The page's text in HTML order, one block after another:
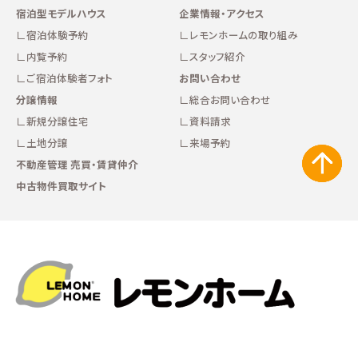
宿泊型モデルハウス
宿泊体験予約
内覧予約
ご宿泊体験者フォト
分譲情報
新規分譲住宅
土地分譲
不動産管理 売買・賃貸仲介
中古物件買取サイト
企業情報・アクセス
レモンホームの取り組み
スタッフ紹介
お問い合わせ
総合お問い合わせ
資料請求
来場予約